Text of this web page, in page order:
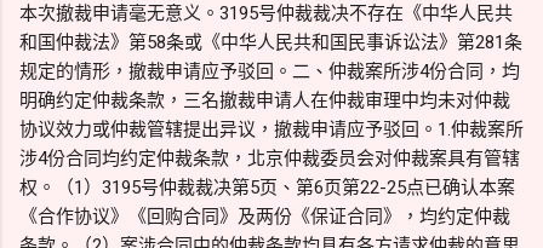
本次撤裁申请毫无意义。3195号仲裁裁决不存在《中华人民共
和国仲裁法》第58条或《中华人民共和国民事诉讼法》第281条
规定的情形，撤裁申请应予驳回。二、仲裁案所涉4份合同，均
明确约定仲裁条款，三名撤裁申请人在仲裁审理中均未对仲裁
协议效力或仲裁管辖提出异议，撤裁申请应予驳回。1.仲裁案所
涉4份合同均约定仲裁条款，北京仲裁委员会对仲裁案具有管辖
权。（1）3195号仲裁裁决第5页、第6页第22-25点已确认本案
《合作协议》《回购合同》及两份《保证合同》，均约定仲裁